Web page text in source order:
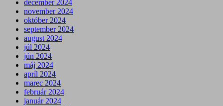
december 2024
november 2024
október 2024
september 2024
august 2024
júl 2024
jún 2024
máj 2024
apríl 2024
marec 2024
február 2024
január 2024